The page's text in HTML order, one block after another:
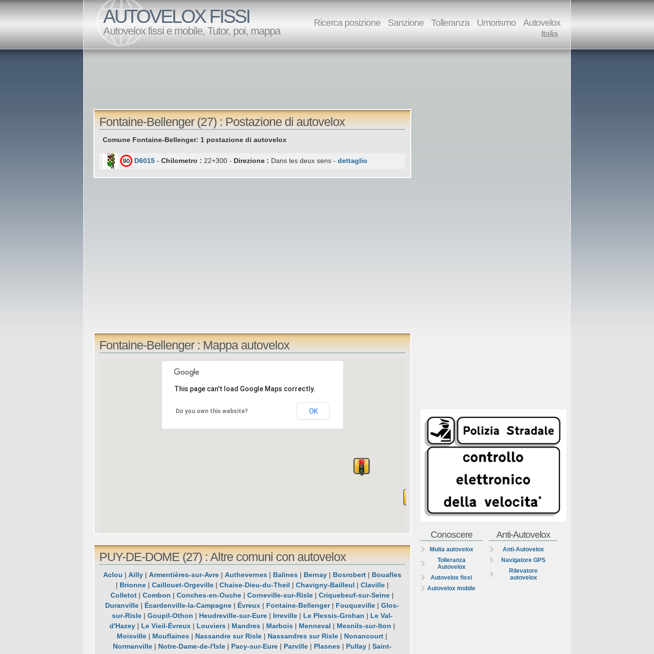
AUTOVELOX FISSI
Autovelox fissi e mobile, Tutor, poi, mappa
Ricerca posizione Sanzione Tolleranza Umorismo
Autovelox
Italia
Fontaine-Bellenger (27) : Postazione di autovelox
Comune Fontaine-Bellenger: 1 postazione di autovelox
D6015 - Chilometro : 22+300 - Direzione : Dans les deux sens - dettaglio
Fontaine-Bellenger : Mappa autovelox
This page can't load Google Maps correctly.
Do you own this website? OK
PUY-DE-DOME (27) : Altre comuni con autovelox
Aclou | Ailly| Armentières-sur-Avre| Authevernes | Balines | Bernay| Bosrobert| Bouafles
| Brionne| Caillouet-Orgeville| Chaise-Dieu-du-Theil | Chavigny-Bailleul | Claville|
Colletot |Combon |Conches-en-Ouche |Corneville-sur-Risle |Criquebeuf-sur-Seine |
Duranville | Écardenville-la-Campagne | Évreux | Fontaine-Bellenger| Fouqueville |Glos-
sur-Risle| Goupil-Othon | Heudreville-sur-Eure| Irreville| Le Plessis-Grohan | Le Val-
d'Hazey| Le Vieil-Évreux| Louviers | Mandres | Marbois | Menneval | Mesnils-sur-Iton |
Moisville | Mouflaines | Nassandre sur Risle | Nassandres sur Risle | Nonancourt |
Normanville| Notre-Dame-de-l'Isle| Pacy-sur-Eure| Parville| Plasnes | Pullay| Saint-
Conoscere
Multa autovelox
Tolleranza
Autovelox
Autovelox fissi
Autovelox mobile
Anti-Autovelox
Anti-Autovelox
Navigatore GPS
Rilevatore
autovelox